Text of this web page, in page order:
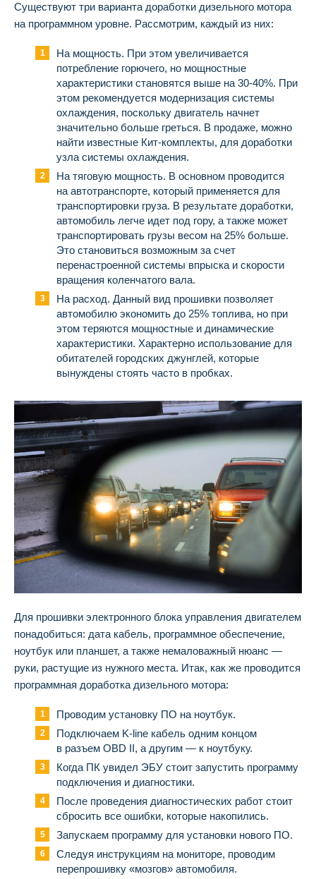
Существуют три варианта доработки дизельного мотора
на программном уровне. Рассмотрим, каждый из них:
На мощность. При этом увеличивается
потребление горючего, но мощностные
характеристики становятся выше на 30-40%. При
этом рекомендуется модернизация системы
охлаждения, поскольку двигатель начнет
значительно больше греться. В продаже, можно
найти известные Кит-комплекты, для доработки
узла системы охлаждения.
На тяговую мощность. В основном проводится
на автотранспорте, который применяется для
транспортировки груза. В результате доработки,
автомобиль легче идет под гору, а также может
транспортировать грузы весом на 25% больше.
Это становиться возможным за счет
перенастроенной системы впрыска и скорости
вращения коленчатого вала.
На расход. Данный вид прошивки позволяет
автомобилю экономить до 25% топлива, но при
этом теряются мощностные и динамические
характеристики. Характерно использование для
обитателей городских джунглей, которые
вынуждены стоять часто в пробках.
Для прошивки электронного блока управления двигателем
понадобиться: дата кабель, программное обеспечение,
ноутбук или планшет, а также немаловажный нюанс —
руки, растущие из нужного места. Итак, как же проводится
программная доработка дизельного мотора:
Проводим установку ПО на ноутбук.
Подключаем K-line кабель одним концом
в разъем OBD II, а другим — к ноутбуку.
Когда ПК увидел ЭБУ стоит запустить программу
подключения и диагностики.
После проведения диагностических работ стоит
сбросить все ошибки, которые накопились.
Запускаем программу для установки нового ПО.
Следуя инструкциям на мониторе, проводим
перепрошивку «мозгов» автомобиля.